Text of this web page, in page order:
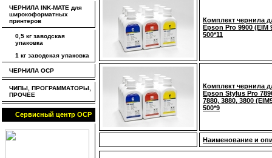
ЧЕРНИЛА INK-MATE для
широкоформатных
принтеров
0,5 кг заводская
упаковка
1 кг заводская упаковка
ЧЕРНИЛА OCP
ЧИПЫ, ПРОГРАММАТОРЫ,
ПРОЧЕЕ
Сервисный центр OCP
Комплект чернила
Epson Pro 9900 (EIM
500*11
Комплект чернила
Epson Stylus Pro
7880, 3880, 3800
500*9
Наименование и